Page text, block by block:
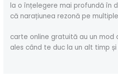
la o înțelegere mai profundă în
că narațiunea rezonă pe
carte online gratuită au un mod
ales când te duc la un alt timp și